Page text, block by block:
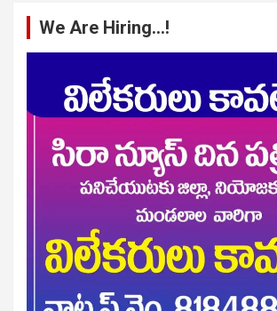
We Are Hiring…!